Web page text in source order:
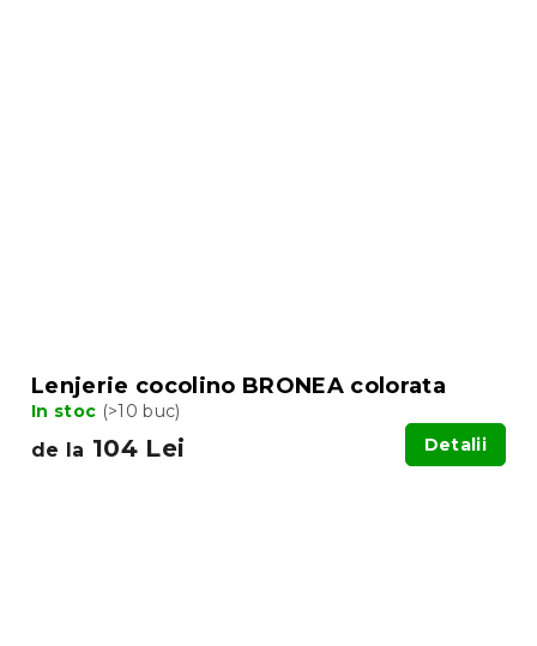
Lenjerie cocolino BRONEA colorata
In stoc (>10 buc)
de la 104 Lei Detalii